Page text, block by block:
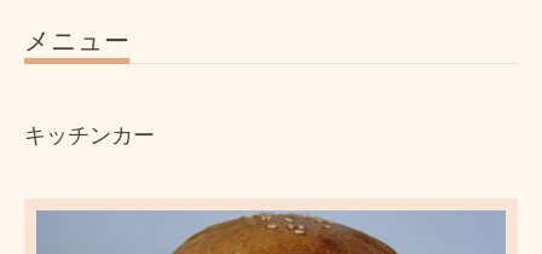
メニュー
キッチンカー